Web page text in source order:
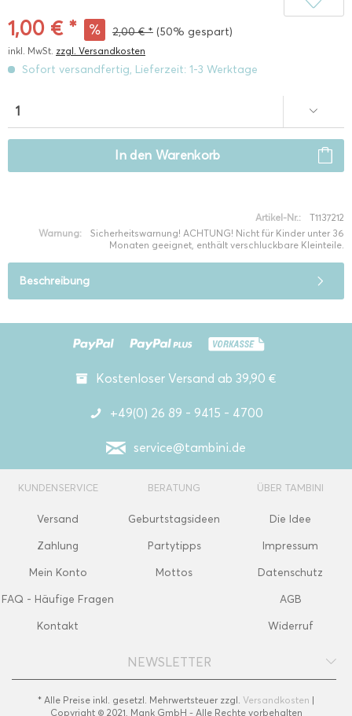
1,00 € * 2,00 € * (50% gespart)
inkl. MwSt. zzgl. Versandkosten
Sofort versandfertig, Lieferzeit: 1-3 Werktage
In den Warenkorb
Artikel-Nr.:
T1137212
Warnung:
Sicherheitswarnung! ACHTUNG! Nicht für Kinder unter 36
Monaten geeignet, enthält verschluckbare Kleinteile.
Beschreibung
Kostenloser Versand ab 39,90 €
+49(0) 26 89 - 9415 - 4700
service@tambini.de
KUNDENSERVICE
Versand
Zahlung
Mein Konto
FAQ - Häufige Fragen
Kontakt
BERATUNG
Geburtstagsideen
Partytipps
Mottos
ÜBER TAMBINI
Die Idee
Impressum
Datenschutz
AGB
Widerruf
NEWSLETTER
* Alle Preise inkl. gesetzl. Mehrwertsteuer zzgl. Versandkosten |
Copyright © 2021, Mank GmbH - Alle Rechte vorbehalten